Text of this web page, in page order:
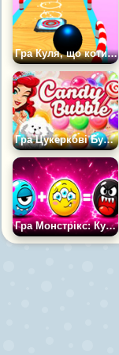
Гра Куля, що котиться, Хардкор
Гра Цукеркові Бульбашки
Гра Монстрікс: Кульки: Колекція з Магазину